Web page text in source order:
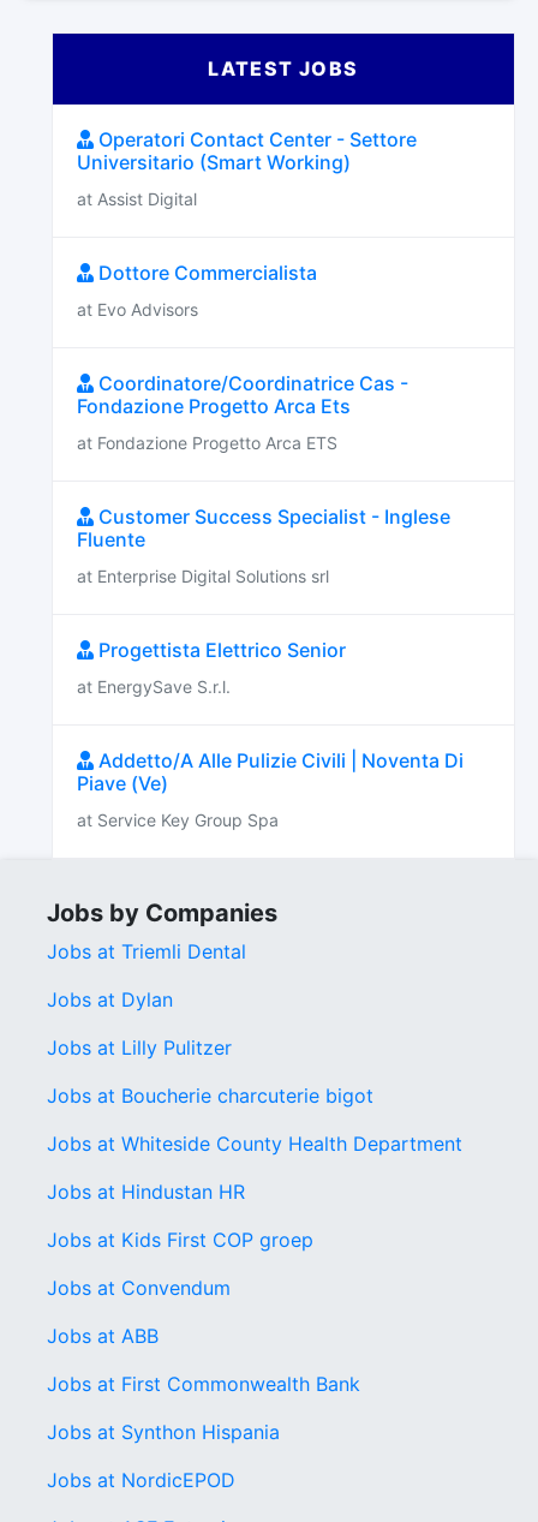
LATEST JOBS
Operatori Contact Center - Settore
Universitario (Smart Working)
at Assist Digital
Dottore Commercialista
at Evo Advisors
Coordinatore/Coordinatrice Cas -
Fondazione Progetto Arca Ets
at Fondazione Progetto Arca ETS
Customer Success Specialist - Inglese
Fluente
at Enterprise Digital Solutions srl
Progettista Elettrico Senior
at EnergySave S.r.l.
Addetto/A Alle Pulizie Civili | Noventa Di
Piave (Ve)
at Service Key Group Spa
Jobs by Companies
Jobs at Triemli Dental
Jobs at Dylan
Jobs at Lilly Pulitzer
Jobs at Boucherie charcuterie bigot
Jobs at Whiteside County Health Department
Jobs at Hindustan HR
Jobs at Kids First COP groep
Jobs at Convendum
Jobs at ABB
Jobs at First Commonwealth Bank
Jobs at Synthon Hispania
Jobs at NordicEPOD